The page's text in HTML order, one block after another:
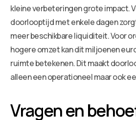
kleine verbeteringen grote impact.
doorlooptijd met enkele dagen
meer beschikbare liquiditeit. Voor
hogere omzet kan dit miljoenen
ruimte betekenen. Dit maakt
alleen een operationeel maar ook
Vragen en